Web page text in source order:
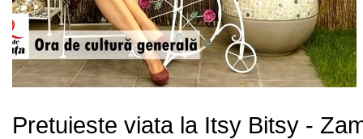
Pretuieste viata la Itsy Bitsy -